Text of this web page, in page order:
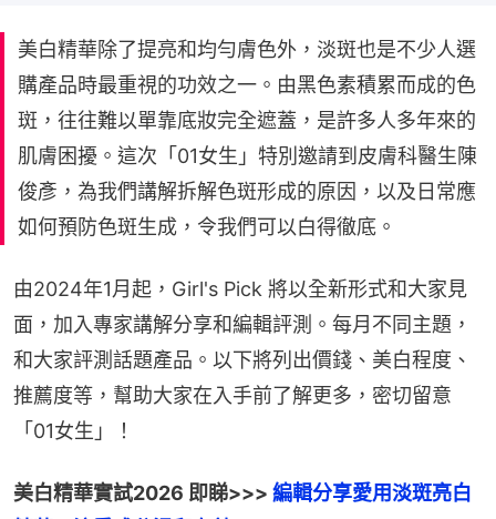
美白精華除了提亮和均勻膚色外，淡斑也是不少人選
購產品時最重視的功效之一。由黑色素積累而成的色
斑，往往難以單靠底妝完全遮蓋，是許多人多年來的
肌膚困擾。這次「01女生」特別邀請到皮膚科醫生陳
俊彥，為我們講解拆解色斑形成的原因，以及日常應
如何預防色斑生成，令我們可以白得徹底。
由2024年1月起，Girl's Pick 將以全新形式和大家見
面，加入專家講解分享和編輯評測。每月不同主題，
和大家評測話題產品。以下將列出價錢、美白程度、
推薦度等，幫助大家在入手前了解更多，密切留意
「01女生」！
美白精華實試2026 即睇>>> 編輯分享愛用淡斑亮白